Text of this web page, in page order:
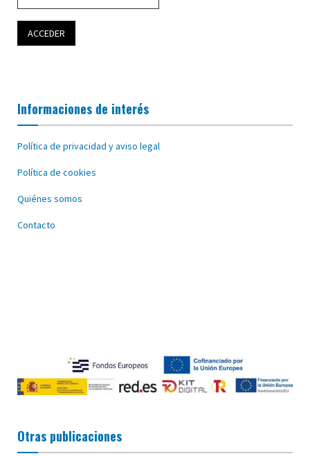
Informaciones de interés
Política de privacidad y aviso legal
Política de cookies
Quiénes somos
Contacto
Otras publicaciones